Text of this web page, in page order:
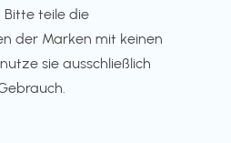
teile die
der Marken mit keinen
sie ausschließlich